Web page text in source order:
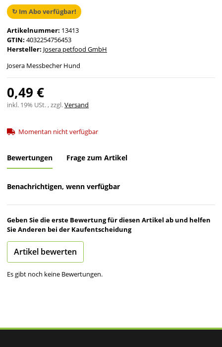
↻ Im Abo verfügbar!
Artikelnummer: 13413
GTIN: 4032254756453
Hersteller: Josera petfood GmbH
Josera Messbecher Hund
0,49 €
inkl. 19% USt. , zzgl.Versand
Momentan nicht verfügbar
Bewertungen Frage zum Artikel
Benachrichtigen, wenn verfügbar
Geben Sie die erste Bewertung für diesen Artikel ab und helfen
Sie Anderen bei der Kaufentscheidung
Artikel bewerten
Es gibt noch keine Bewertungen.